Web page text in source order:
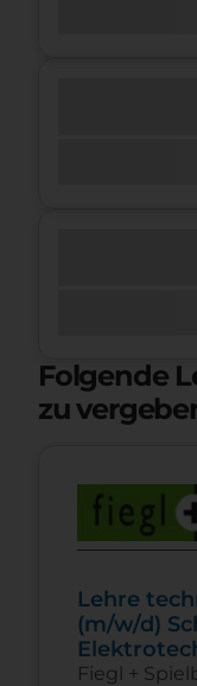
Folgende
zu
Lehre
(m/w/d)
Fiegl +